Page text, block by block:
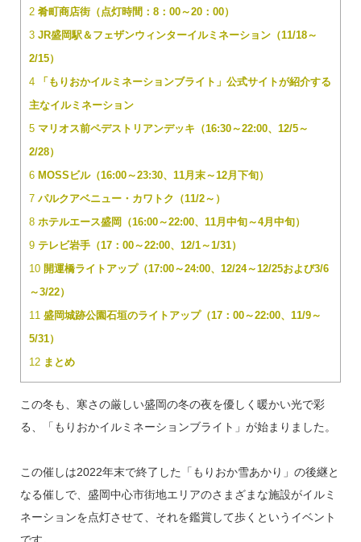
2肴町商店街（点灯時間：8：00～20：00）
3JR盛岡駅＆フェザンウィンターイルミネーション（11/18～
2/15）
4「もりおかイルミネーションブライト」公式サイトが紹介する
主なイルミネーション
5マリオス前ペデストリアンデッキ（16:30～22:00、12/5～
2/28）
6MOSSビル（16:00～23:30、11月末～12月下旬）
7パルクアベニュー・カワトク（11/2～）
8ホテルエース盛岡（16:00～22:00、11月中旬～4月中旬）
9テレビ岩手（17：00～22:00、12/1～1/31）
10開運橋ライトアップ（17:00～24:00、12/24～12/25および3/6
～3/22）
11盛岡城跡公園石垣のライトアップ（17：00～22:00、11/9～
5/31）
12まとめ
この冬も、寒さの厳しい盛岡の冬の夜を優しく暖かい光で彩
る、「もりおかイルミネーションブライト」が始まりました。
この催しは2022年末で終了した「もりおか雪あかり」の後継と
なる催しで、盛岡中心市街地エリアのさまざまな施設がイルミ
ネーションを点灯させて、それを鑑賞して歩くというイベント